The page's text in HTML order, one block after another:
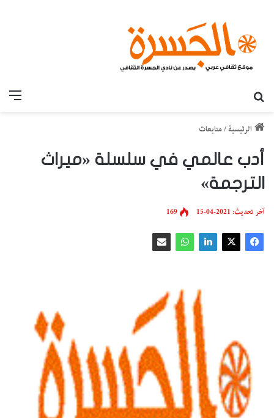
الرئيسية /متابعات
أدب عالمي في سلسلة «ميراث
الترجمة»
آخر تحديث: 2021-04-15 169